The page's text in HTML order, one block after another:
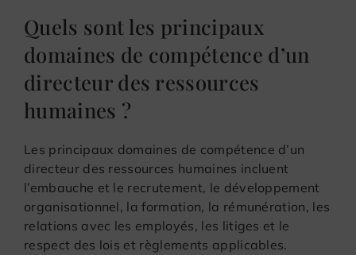
Quels sont les principaux
domaines de compétence d’un
directeur des ressources
humaines ?
Les principaux domaines de compétence d’un
directeur des ressources humaines incluent
l’embauche et le recrutement, le développement
organisationnel, la formation, la rémunération, les
relations avec les employés, les litiges et le
respect des lois et règlements applicables.